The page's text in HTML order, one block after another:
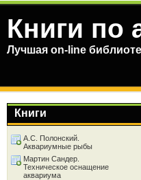
Книги по
Лучшая on-line
Книги
А.С. Полонский.
Аквариумные рыбы
Мартин Сандер.
Техническое оснащение
аквариума